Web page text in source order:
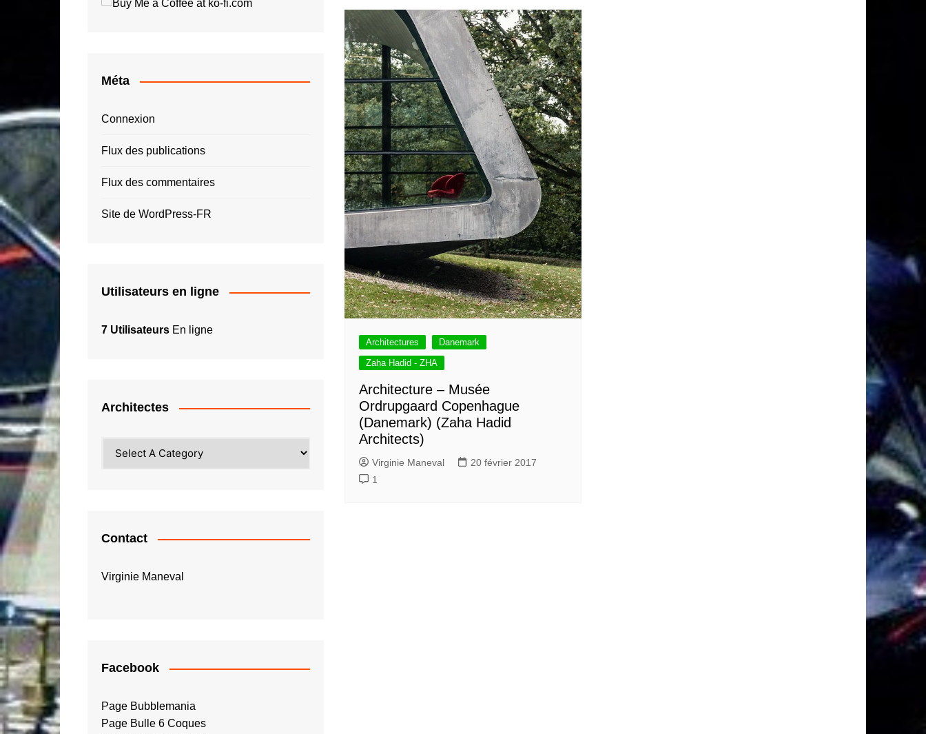
Roger Tallon
Quasar Khahn
Monowheel
Hélicoptère
Moto
Fusée
Submersible
Trains
Voiture
Voiture Bulle
Musée
Bulle
Organiques
Bulle Six Coques
Plastique
Concept
Venturo
Architectures
Danemark
Zaha Hadid - ZHA
Architecture – Musée
Ordrupgaard Copenhague
(Danemark) (Zaha Hadid
Architects)
Virginie Maneval
20 février 2017
1
Méta
Connexion
Flux des publications
Flux des commentaires
Site de WordPress-FR
Utilisateurs en ligne
7 Utilisateurs En ligne
Architectes
Contact
Virginie Maneval
Facebook
Page Bubblemania
Page Bulle 6 Coques